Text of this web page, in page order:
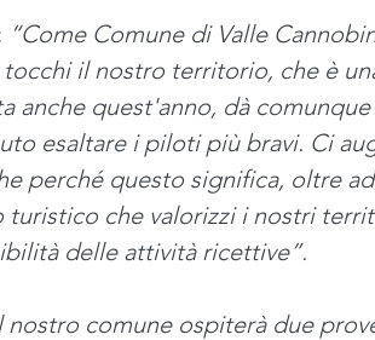
“Come Comune di Valle
il nostro territorio, che è
anche quest'anno, dà
esaltare i piloti più bravi. Ci
perché questo significa, oltre
che valorizzi i nostri
delle attività ricettive”.
nostro comune ospiterà due